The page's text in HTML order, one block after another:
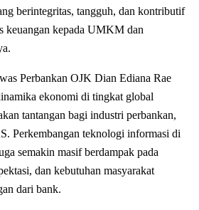
berintegritas, tangguh, dan kontributif
keuangan kepada UMKM dan
Perbankan OJK Dian Ediana Rae
ekonomi di tingkat global
tantangan bagi industri perbankan,
Perkembangan teknologi informasi di
semakin masif berdampak pada
dan kebutuhan masyarakat
dari bank.